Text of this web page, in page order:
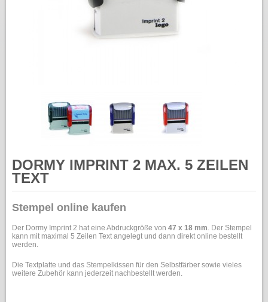
DORMY IMPRINT 2 MAX. 5 ZEILEN
TEXT
Stempel online kaufen
Der Dormy Imprint 2 hat eine Abdruckgröße von 47 x 18 mm. Der Stempel
kann mit maximal 5 Zeilen Text angelegt und dann direkt online bestellt
werden.
Die Textplatte und das Stempelkissen für den Selbstfärber sowie vieles
weitere Zubehör kann jederzeit nachbestellt werden.